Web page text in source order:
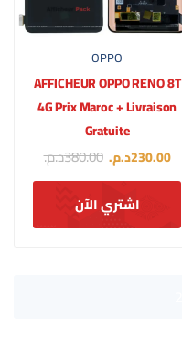
OPPO
AFFICHEUR OPPO RENO 8T
4G Prix Maroc + Livraison
Gratuite
230.00د.م. 380.00د.م.
اشتري الآن